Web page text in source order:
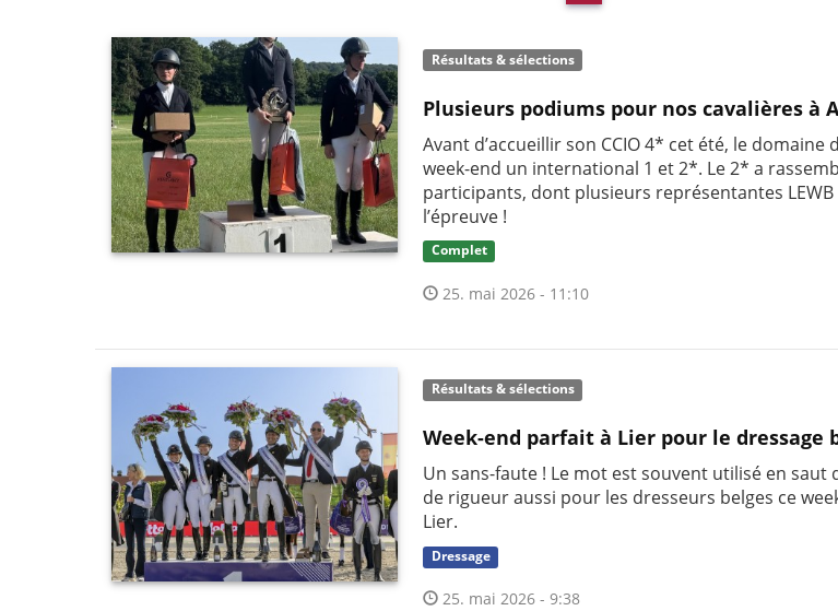
Résultats & sélections
Plusieurs podiums pour nos cavalières à
Avant d’accueillir son CCIO 4* cet été, le domaine
week-end un international 1 et 2*. Le 2* a
participants, dont plusieurs représentantes
l’épreuve !
Complet
25. mai 2026 - 11:10
Résultats & sélections
Week-end parfait à Lier pour le dressage
Un sans-faute ! Le mot est souvent utilisé en saut
de rigueur aussi pour les dresseurs belges ce
Lier.
Dressage
25. mai 2026 - 9:38